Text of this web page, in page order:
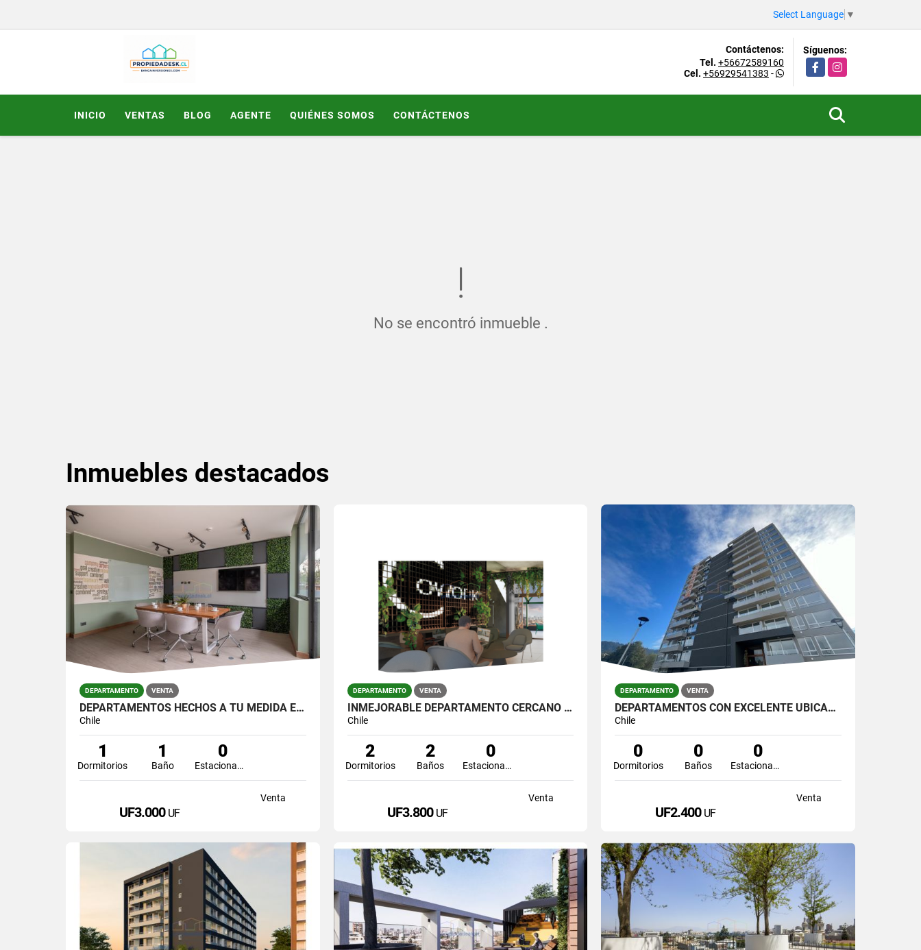
Select Language ▼
Contáctenos:
Tel. +56672589160
Cel. +56929541383 -
Síguenos:
FacebookInstagram
INICIO VENTAS BLOG AGENTE QUIÉNES SOMOS CONTÁCTENOS
No se encontró inmueble .
Inmuebles destacados
DEPARTAMENTO VENTA
DEPARTAMENTOS HECHOS A TU MEDIDA EN PLENO LA FLORIDA
Chile
1
Dormitorios
1
Baño
0
Estacionamiento
Venta
UF3.000 UF
DEPARTAMENTO VENTA
INMEJORABLE DEPARTAMENTO CERCANO A METRO SANTA LUCIA
Chile
2
Dormitorios
2
Baños
0
Estacionamiento
Venta
UF3.800 UF
DEPARTAMENTO VENTA
DEPARTAMENTOS CON EXCELENTE UBICACIÓN EN TEMUCO
Chile
0
Dormitorios
0
Baños
0
Estacionamiento
Venta
UF2.400 UF